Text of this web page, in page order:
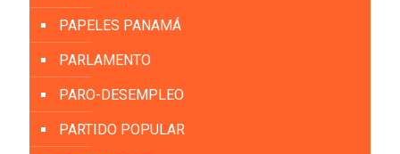
PAPELES PANAMÁ
PARLAMENTO
PARO-DESEMPLEO
PARTIDO POPULAR